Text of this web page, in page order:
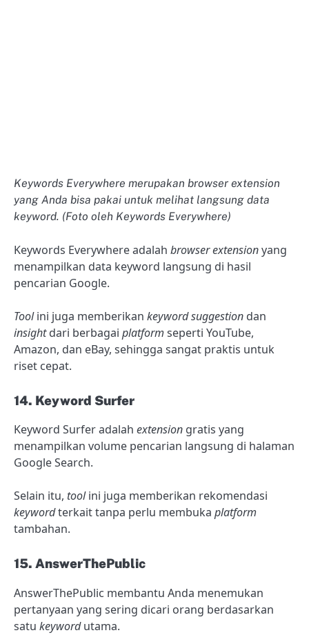
Keywords Everywhere merupakan browser extension
yang Anda bisa pakai untuk melihat langsung data
keyword. (Foto oleh Keywords Everywhere)
Keywords Everywhere adalah browser extensionyang
menampilkan data keyword langsung di hasil
pencarian Google.
Toolini juga memberikan keywordsuggestion dan
insightdari berbagai platformseperti YouTube,
Amazon, dan eBay, sehingga sangat praktis untuk
riset cepat.
14. Keyword Surfer
Keyword Surfer adalah extension gratis yang
menampilkan volume pencarian langsung di halaman
Google Search.
Selain itu, toolini juga memberikan rekomendasi
keywordterkait tanpa perlu membuka platform
tambahan.
15. AnswerThePublic
AnswerThePublic membantu Anda menemukan
pertanyaan yang sering dicari orang berdasarkan
satu keywordutama.